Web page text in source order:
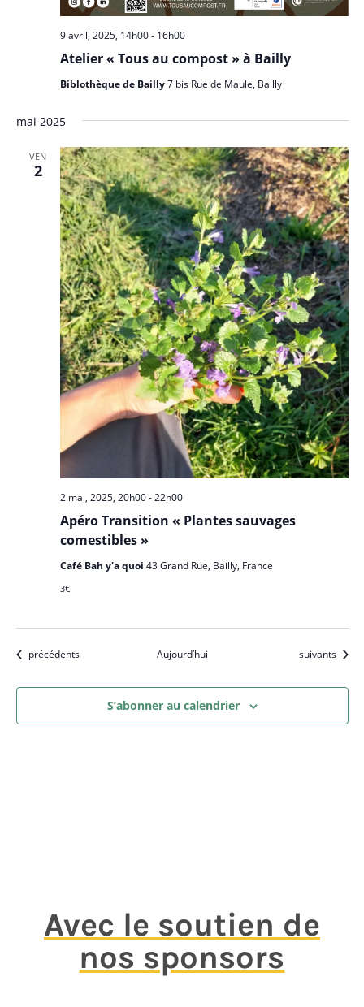
Atelier « Tous au compost » à Bailly
9 avril, 2025, 14h00- 16h00
Biblothèque de Bailly7 bis Rue de Maule, Bailly
mai 2025
VEN
2
Apéro Transition « Plantes sauvages
comestibles »
2 mai, 2025, 20h00-22h00
Café Bah y'a quoi 43 Grand Rue, Bailly, France
3€
Évènements
précédents Aujourd’hui Évènements
suivants
S’abonner au calendrier
Avec le soutien de
nos sponsors